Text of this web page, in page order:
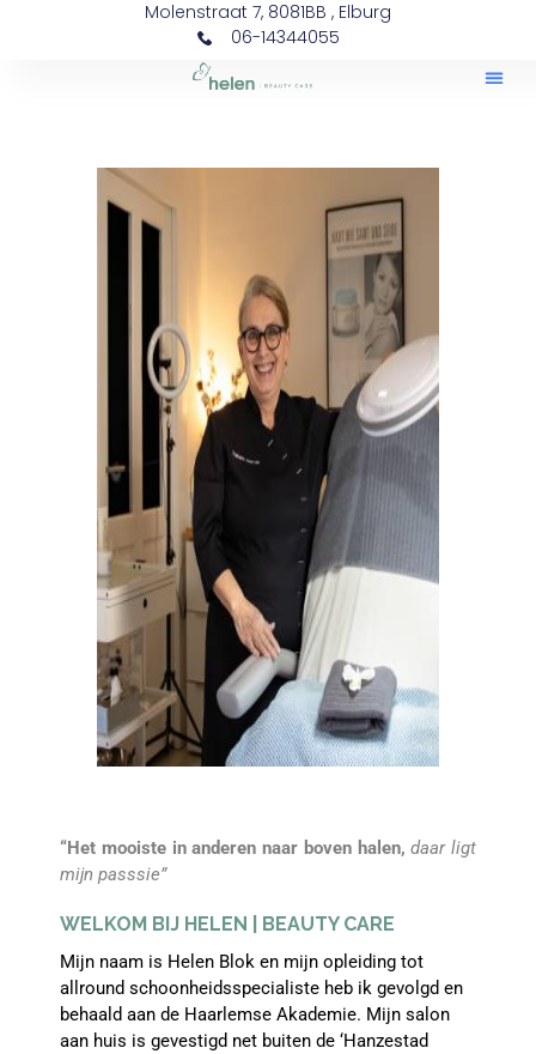
Molenstraat 7, 8081BB , Elburg
06-14344055
“Het mooiste in anderen naar boven halen, daar ligt
mijn passsie”
WELKOM BIJ HELEN | BEAUTY CARE
Mijn naam is Helen Blok en mijn opleiding tot
allround schoonheidsspecialiste heb ik gevolgd en
behaald aan de Haarlemse Akademie. Mijn salon
aan huis is gevestigd net buiten de ‘Hanzestad